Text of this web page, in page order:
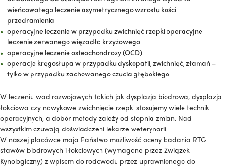
wieńcowatego leczenie asymetrycznego wzrostu kości
przedramienia
operacyjne leczenie w przypadku zwichnięć rzepki operacyjne
leczenie zerwanego więzadła krzyżowego
operacyjne leczenie osteochondrozy (OCD)
operacje kręgosłupa w przypadku dyskopatii, zwichnięć, złamań –
tylko w przypadku zachowanego czucia głębokiego
W leczeniu wad rozwojowych takich jak dysplazja biodrowa, dysplazja
łokciowa czy nawykowe zwichnięcie rzepki stosujemy wiele technik
operacyjnych, a dobór metody zależy od stopnia zmian. Nad
wszystkim czuwają doświadczeni lekarze weterynarii.
W naszej placówce maja Państwo możliwość oceny badania RTG
stawów biodrowych i łokciowych (wymagane przez Związek
Kynologiczny) z wpisem do rodowodu przez uprawnionego do